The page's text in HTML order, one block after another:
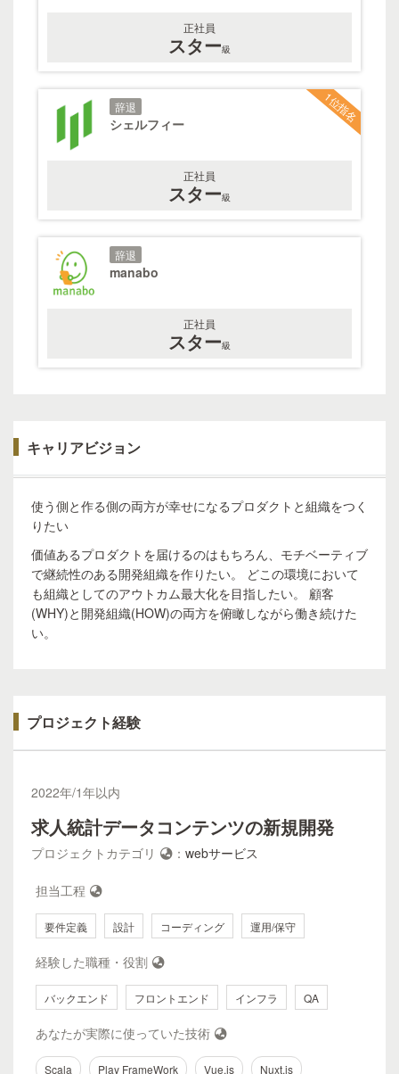
正社員
スター級
1位指名
辞退
シェルフィー
正社員
スター級
辞退
manabo
正社員
スター級
キャリアビジョン
使う側と作る側の両方が幸せになるプロダクトと組織をつく
りたい
価値あるプロダクトを届けるのはもちろん、モチベーティブ
で継続性のある開発組織を作りたい。 どこの環境において
も組織としてのアウトカム最大化を目指したい。 顧客
(WHY)と開発組織(HOW)の両方を俯瞰しながら働き続けた
い。
プロジェクト経験
2022年/1年以内
求人統計データコンテンツの新規開発
プロジェクトカテゴリ ： webサービス
担当工程
要件定義 設計 コーディング 運用/保守
経験した職種・役割
バックエンド フロントエンド インフラ QA
あなたが実際に使っていた技術
Scala Play FrameWork Vue.js Nuxt.js